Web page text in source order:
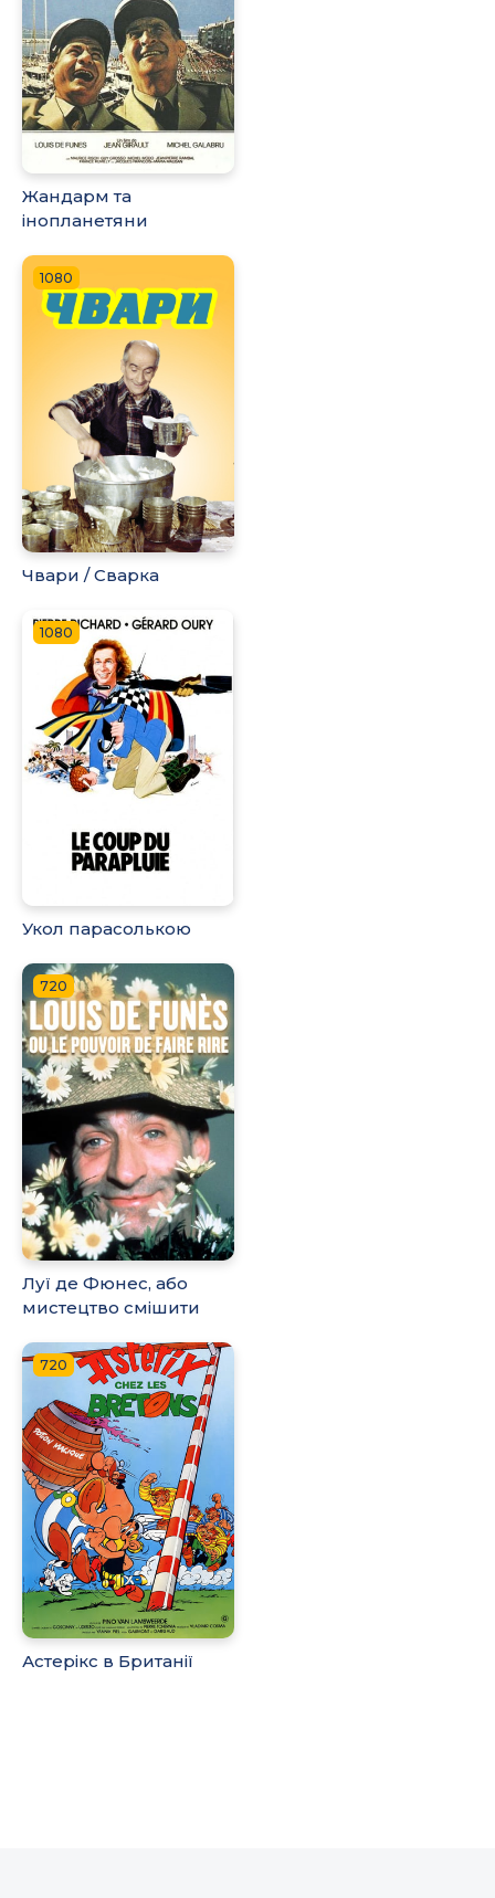
Жандарм та
інопланетяни
1080
Чвари / Сварка
1080
Укол парасолькою
720
Луї де Фюнес, або
мистецтво смішити
720
Астерікс в Британії